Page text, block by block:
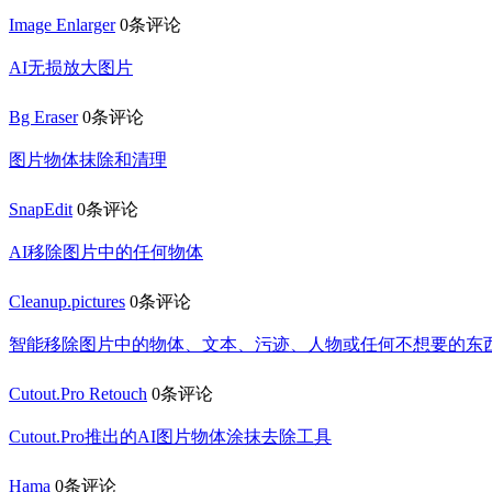
Image Enlarger 0条评论
AI无损放大图片
Bg Eraser 0条评论
图片物体抹除和清理
SnapEdit 0条评论
AI移除图片中的任何物体
Cleanup.pictures 0条评论
智能移除图片中的物体、文本、污迹、人物或任何不想要的东
Cutout.Pro Retouch 0条评论
Cutout.Pro推出的AI图片物体涂抹去除工具
Hama 0条评论